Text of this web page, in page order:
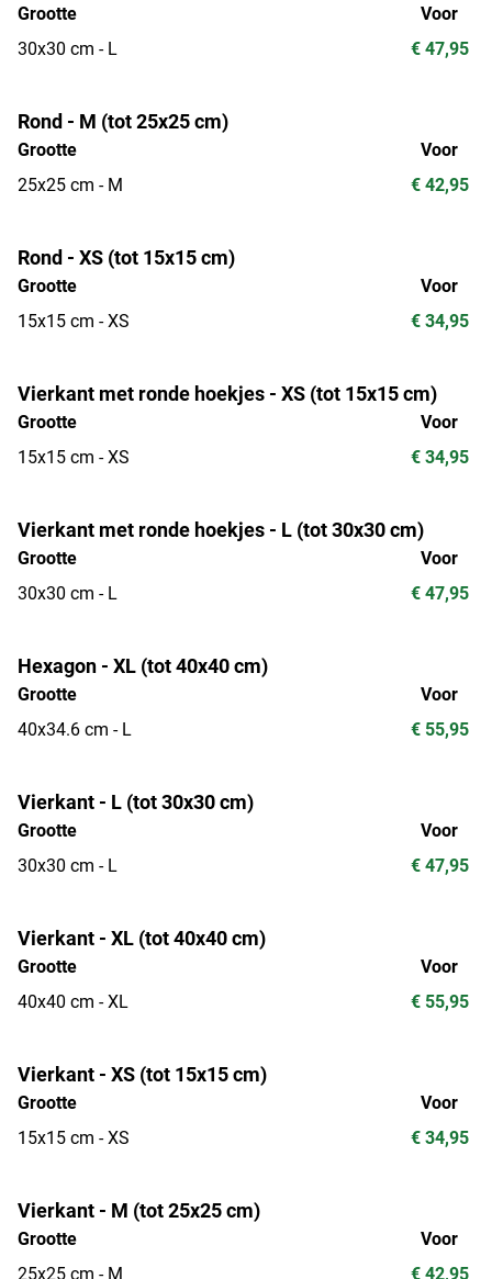
Grootte
30x30 cm - L
Voor
€ 47,95
Rond - M (tot 25x25 cm)
Grootte
25x25 cm - M
Voor
€ 42,95
Rond - XS (tot 15x15 cm)
Grootte
15x15 cm - XS
Voor
€ 34,95
Vierkant met ronde hoekjes - XS (tot 15x15 cm)
Grootte
15x15 cm - XS
Voor
€ 34,95
Vierkant met ronde hoekjes - L (tot 30x30 cm)
Grootte
30x30 cm - L
Voor
€ 47,95
Hexagon - XL (tot 40x40 cm)
Grootte
40x34.6 cm - L
Voor
€ 55,95
Vierkant - L (tot 30x30 cm)
Grootte
30x30 cm - L
Voor
€ 47,95
Vierkant - XL (tot 40x40 cm)
Grootte
40x40 cm - XL
Voor
€ 55,95
Vierkant - XS (tot 15x15 cm)
Grootte
15x15 cm - XS
Voor
€ 34,95
Vierkant - M (tot 25x25 cm)
Grootte
25x25 cm - M
Voor
€ 42,95